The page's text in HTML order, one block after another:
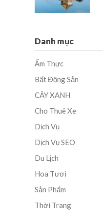
Danh mục
Ẩm Thực
Bất Động Sản
CÂY XANH
Cho Thuê Xe
Dịch Vụ
Dịch Vụ SEO
Du Lịch
Hoa Tươi
Sản Phẩm
Thời Trang